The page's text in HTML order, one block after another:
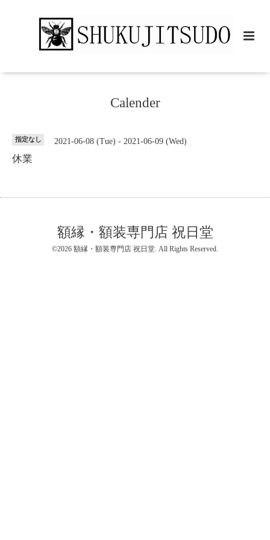
Calender
指定なし 2021-06-08 (Tue) - 2021-06-09 (Wed)
休業
額縁・額装専門店 祝日堂
©2026 額縁・額装専門店 祝日堂 . All Rights Reserved.